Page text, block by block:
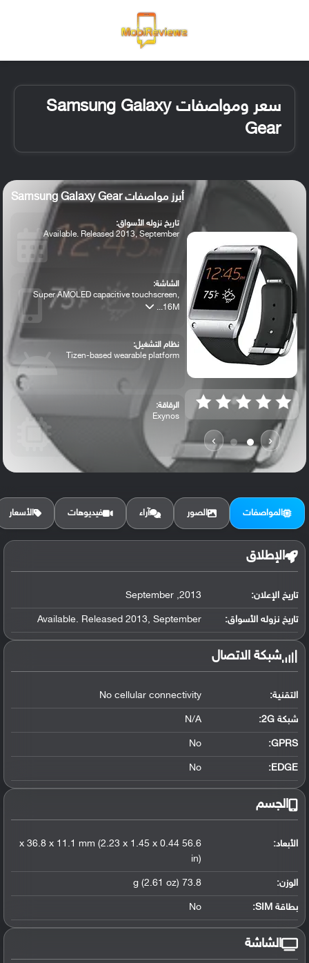
سعر ومواصفات Samsung Galaxy
Gear
‹
›
أبرز مواصفات Samsung Galaxy Gear
تاريخ نزوله الأسواق:
Available. Released 2013, September
الشاشة:
Super AMOLED capacitive touchscreen,
16M...
نظام التشغيل:
Tizen-based wearable platform
الرقاقة:
Exynos
الرام / التخزين:
المواصفات الصور آراء فيديوهات الأسعار
الإطلاق
تاريخ الإعلان: 2013, September
تاريخ نزوله الأسواق: Available. Released 2013, September
شبكة الاتصال
التقنية: No cellular connectivity
شبكة 2G: N/A
GPRS:
No
EDGE:
No
الجسم
الأبعاد:
56.6 x 36.8 x 11.1 mm (2.23 x 1.45 x 0.44
in)
الوزن: 73.8 g (2.61 oz)
بطاقة SIM: No
الشاشة